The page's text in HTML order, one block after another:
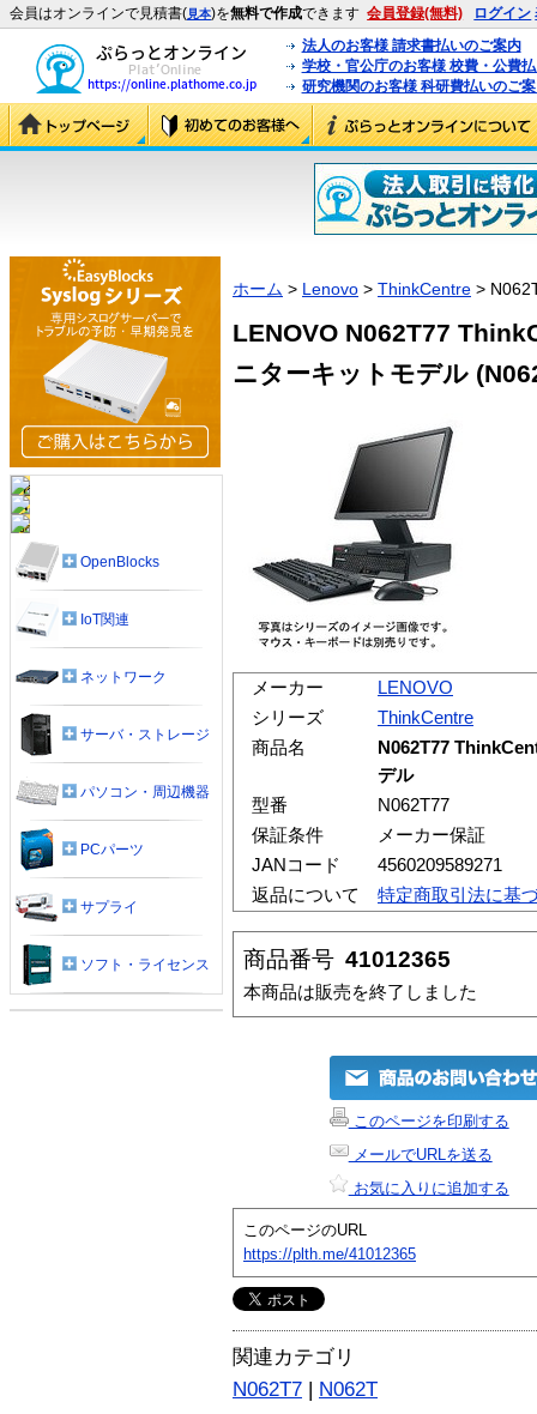
会員はオンラインで見積書(見本)を無料で作成できます 会員登録(無料) ログイン
法人のお客様 請求書払いのご案内
学校・官公庁のお客様 校費・公費
研究機関のお客様 科研費払いのご
ホーム > Lenovo > ThinkCentre >
LENOVO N062T77
ニターキットモデル
メーカー
LENOVO
シリーズ
ThinkCentre
商品名
N062T77
デル
型番
N062T77
保証条件
メーカー保証
JANコード
4560209589271
返品について
特定商取引法に基
商品番号 41012365
本商品は販売を終了しました
このページを印刷する
メールでURLを送る
お気に入りに追加する
このページのURL
https://plth.me/41012365
関連カテゴリ
N062T7 | N062T
OpenBlocks
IoT関連
ネットワーク
サーバ・ストレージ
パソコン・周辺機器
PCパーツ
サプライ
ソフト・ライセンス